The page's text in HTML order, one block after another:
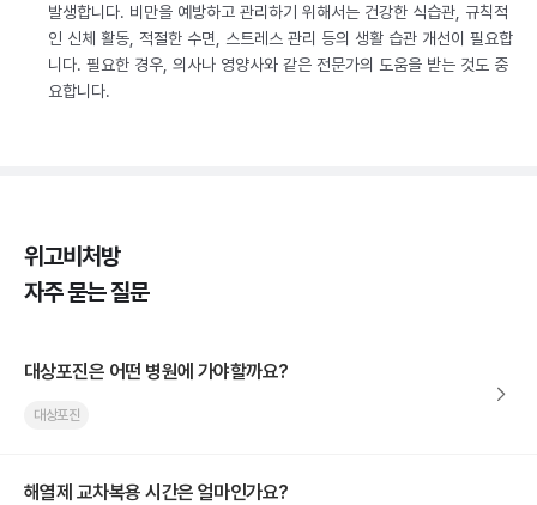
발생합니다. 비만을 예방하고 관리하기 위해서는 건강한 식습관, 규칙적
인 신체 활동, 적절한 수면, 스트레스 관리 등의 생활 습관 개선이 필요합
니다. 필요한 경우, 의사나 영양사와 같은 전문가의 도움을 받는 것도 중
요합니다.
위고비처방
자주 묻는 질문
대상포진은 어떤 병원에 가야할까요?
대상포진
해열제 교차복용 시간은 얼마인가요?